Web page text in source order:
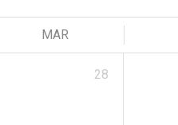
MAR
28